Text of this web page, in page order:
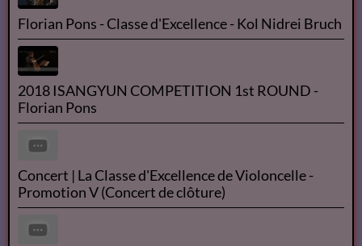
Florian Pons - Classe d'Excellence - Kol Nidrei Bruch
2018 ISANGYUN COMPETITION 1st ROUND -
Florian Pons
Concert | La Classe d'Excellence de Violoncelle -
Promotion V (Concert de clôture)